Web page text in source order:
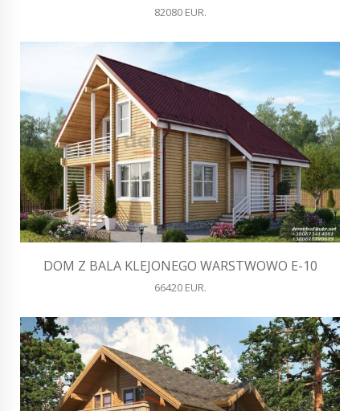
82080 EUR.
DOM Z BALA KLEJONEGO WARSTWOWO E-10
66420 EUR.